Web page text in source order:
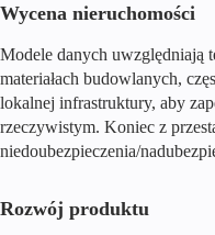
Wycena nieruchomości
Modele danych uwzględniają
materiałach budowlanych,
lokalnej infrastruktury, aby
rzeczywistym. Koniec z
niedoubezpieczenia/
Rozwój produktu